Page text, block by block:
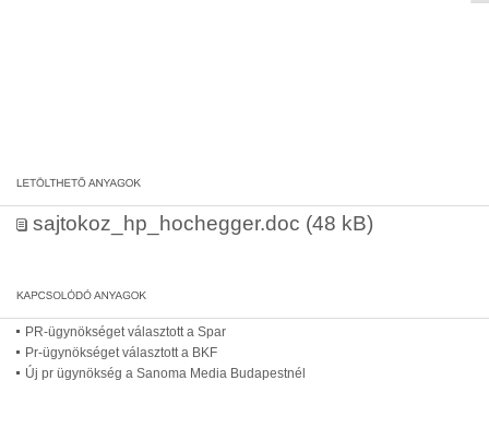
sajtokoz_hp_hochegger.doc (48 kB)
PR-ügynökséget választott a Spar
Pr-ügynökséget választott a BKF
Új pr ügynökség a Sanoma Media Budapestnél